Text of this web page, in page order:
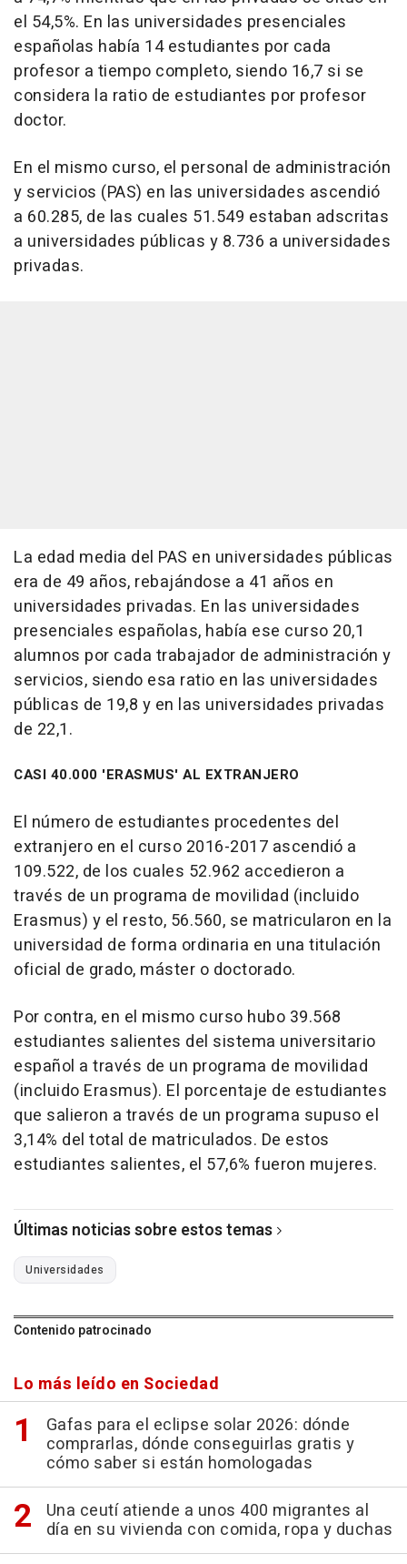
el 54,5%. En las universidades presenciales
españolas había 14 estudiantes por cada
profesor a tiempo completo, siendo 16,7 si se
considera la ratio de estudiantes por profesor
doctor.
En el mismo curso, el personal de administración
y servicios (PAS) en las universidades ascendió
a 60.285, de las cuales 51.549 estaban adscritas
a universidades públicas y 8.736 a universidades
privadas.
La edad media del PAS en universidades públicas
era de 49 años, rebajándose a 41 años en
universidades privadas. En las universidades
presenciales españolas, había ese curso 20,1
alumnos por cada trabajador de administración y
servicios, siendo esa ratio en las universidades
públicas de 19,8 y en las universidades privadas
de 22,1.
CASI 40.000 'ERASMUS' AL EXTRANJERO
El número de estudiantes procedentes del
extranjero en el curso 2016-2017 ascendió a
109.522, de los cuales 52.962 accedieron a
través de un programa de movilidad (incluido
Erasmus) y el resto, 56.560, se matricularon en la
universidad de forma ordinaria en una titulación
oficial de grado, máster o doctorado.
Por contra, en el mismo curso hubo 39.568
estudiantes salientes del sistema universitario
español a través de un programa de movilidad
(incluido Erasmus). El porcentaje de estudiantes
que salieron a través de un programa supuso el
3,14% del total de matriculados. De estos
estudiantes salientes, el 57,6% fueron mujeres.
Últimas noticias sobre estos temas
Universidades
Contenido patrocinado
Lo más leído en Sociedad
Gafas para el eclipse solar 2026: dónde
comprarlas, dónde conseguirlas gratis y
cómo saber si están homologadas
Una ceutí atiende a unos 400 migrantes al
día en su vivienda con comida, ropa y duchas